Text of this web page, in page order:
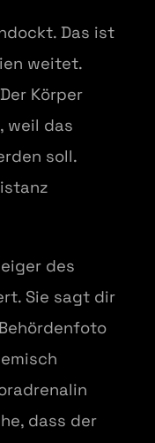
Das ist
weitet.
Körper
weil das
soll.
des
Sie sagt dir
dass der